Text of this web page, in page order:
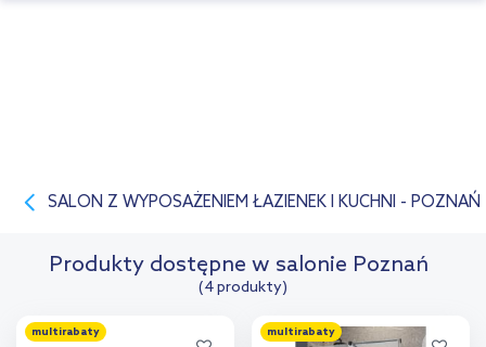
SALON Z WYPOSAŻENIEM ŁAZIENEK I KUCHNI - POZNAŃ
Produkty dostępne w salonie Poznań
(4 produkty)
multirabaty multirabaty